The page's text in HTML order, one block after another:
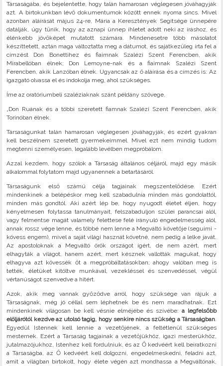
Társaságába, és bejelentette, hogy talán hamarosan véglegesen jóváhagyják
azt. A birtokunkban lévő dokumentumok között ennek nyoma sincs. Mivel
azonban aláírását május 24-re, Mária a Keresztények Segítsége ünnepére
datálják, úgy tűnik, hogy az aznapi ünnep ihletet adott neki az íráshoz, és
élénkebb jövőképet mutatott számára. Mindenesetre több másolatot
készíttetett, aztán maga változtatta meg a dátumot, és sajátkezűleg írta fel a
címzést Don Bonettihez és fiaimnak Szalézi Szent Ferencben, akik
Mirabellóban élnek; Don Lemoyne-nak és a fiaimnak Szalézi Szent
Ferencben, akik Lanzóban élnek. Ugyancsak az ő aláírása és a címzés is: Az
igazgató olvassa el és indokolja meg, ahol szükséges.
Íme az oratóriumbeli szaléziaknak szánt példány szövege.
„Don Ruának és a többi szeretett fiamnak Szalézi Szent Ferencben, akik
Torinóban élnek.
Társaságunkat talán hamarosan véglegesen jóváhagyják, és ezért gyakran
kell beszélnem szeretett gyermekeimmel. Mivel ezt nem mindig tudom
megtenni személyesen, legalább levélben megpróbálom.
Azzal kezdem, hogy szólok a Társaság általános céljáról, majd egy másik
alkalommal folytatom majd ugyanennek a betartásáról.
Társaságunk első számú célja tagjainak megszentelődése. Ezért
mindenkinek a belépéskor meg kell szabadulnia minden más gondolattól,
minden más gondtól. Aki azért lép be, hogy nyugodt életet éljen, hogy
kényelmesen folytassa tanulmányait, felszabaduljon szülei parancsai alól,
vagy felmentse magát valamely felettese felé irányuló engedelmesség alól,
annak rossz vége lenne, és többé nem lenne a Megváltó követője (seguimi -
kövess engem), mivel a saját világi hasznát követné, nem pedig a lelke javát.
Az apostoloknak a Megváltó örök országot ígért, de nem azért, mert
elhagyták a világot, hanem azért, mert késznek vallották magukat, hogy
elhagyva azt kövessék őt a megpróbáltatásokban; ahogy valóban meg is
tették, életüket kitöltve munkával, vezekléssel és szenvedéssel, végül
vértanúságot szenvedve a hitért.
Azok, akik meg vannak győződve arról, hogy szüksége van rájuk a
Társaságnak, még jó céllal sem léphetnek be és nem maradhatnak. Ezt
mindenkinek világosan be kell vésnie elméjébe és szívébe: a legfelsőbb
elöljárótól kezdve az utolsó tagig, hogy senkire nincs szükség a Társaságban.
Egyedül Istennek kell lennie a vezetőjének, a feltétlenül szükséges
mesternek. Ezért a Társaság tagjainak a vezetőjükhöz, igazi mesterükhöz,
jutalmazójukhoz, Istenhez kell fordulniuk, és az Ő kedvéért kell beiratkozni
a Társaságba, az Ő kedvéért kell dolgozni, engedelmeskedni, feladni azt,
amit a világban birtokolt, hogy élete végén azt mondhassa a Megváltónak,